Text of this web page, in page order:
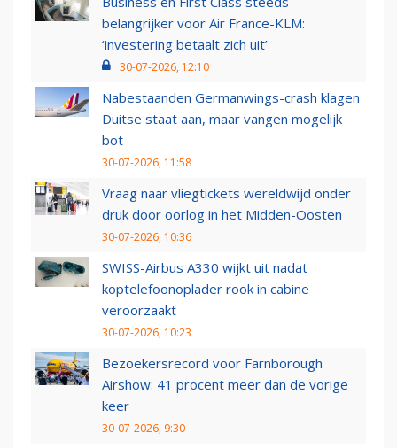
belangrijker voor Air France-KLM:
‘investering betaalt zich uit’
30-07-2026, 12:10
Nabestaanden Germanwings-crash klagen
Duitse staat aan, maar vangen mogelijk
bot
30-07-2026, 11:58
Vraag naar vliegtickets wereldwijd onder
druk door oorlog in het Midden-Oosten
30-07-2026, 10:36
SWISS-Airbus A330 wijkt uit nadat
koptelefoonoplader rook in cabine
veroorzaakt
30-07-2026, 10:23
Bezoekersrecord voor Farnborough
Airshow: 41 procent meer dan de vorige
keer
30-07-2026, 9:30